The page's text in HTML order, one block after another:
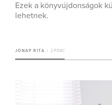
Ezek a könyvújdonságok
lehetnek.
JÓNAP RITA 2 PERC